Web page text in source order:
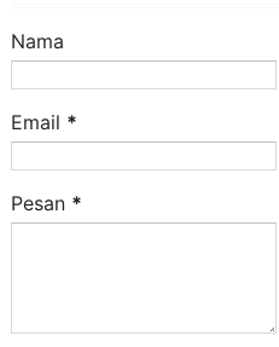
Nama
Email *
Pesan *